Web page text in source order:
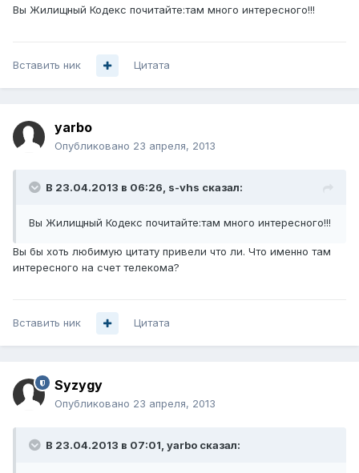
Вы Жилищный Кодекс почитайте:там много интересного!!!
Вставить ник Цитата
yarbo
Опубликовано 23 апреля, 2013
В 23.04.2013 в 06:26, s-vhs сказал:
Вы Жилищный Кодекс почитайте:там много интересного!!!
Вы бы хоть любимую цитату привели что ли. Что именно там
интересного на счет телекома?
Вставить ник Цитата
Syzygy
Опубликовано 23 апреля, 2013
В 23.04.2013 в 07:01, yarbo сказал: